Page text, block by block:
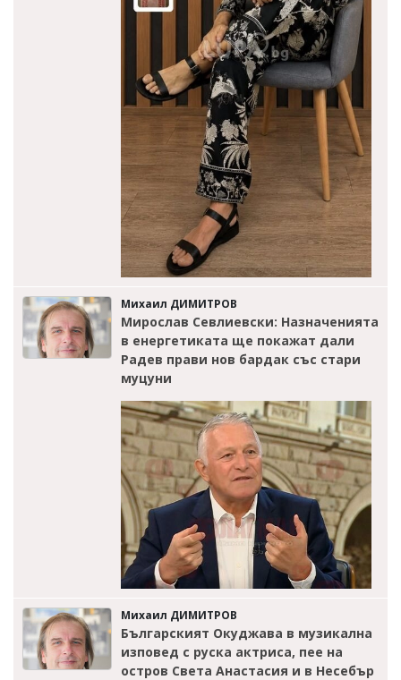
Михаил ДИМИТРОВ
Мирослав Севлиевски: Назначенията
в енергетиката ще покажат дали
Радев прави нов бардак със стари
муцуни
Михаил ДИМИТРОВ
Българският Окуджава в музикална
изповед с руска актриса, пее на
остров Света Анастасия и в Несебър